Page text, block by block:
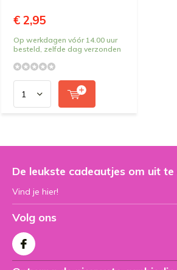
€ 2,95
Op werkdagen vóór 14.00 uur
besteld, zelfde dag verzonden
De leukste cadeautjes om uit te
Vind je hier!
Volg ons